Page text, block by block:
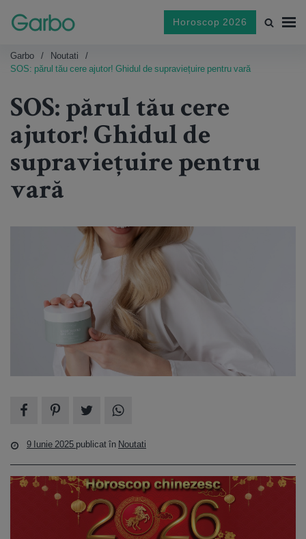
Horoscop 2026
Garbo
Noutati
SOS: părul tău cere ajutor! Ghidul de supraviețuire pentru vară
SOS: părul tău cere
ajutor! Ghidul de
supraviețuire pentru
vară
9 Iunie 2025 publicat în Noutati